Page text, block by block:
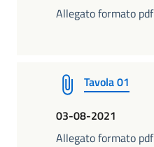
Allegato formato pdf
Tavola 01
03-08-2021
Allegato formato pdf